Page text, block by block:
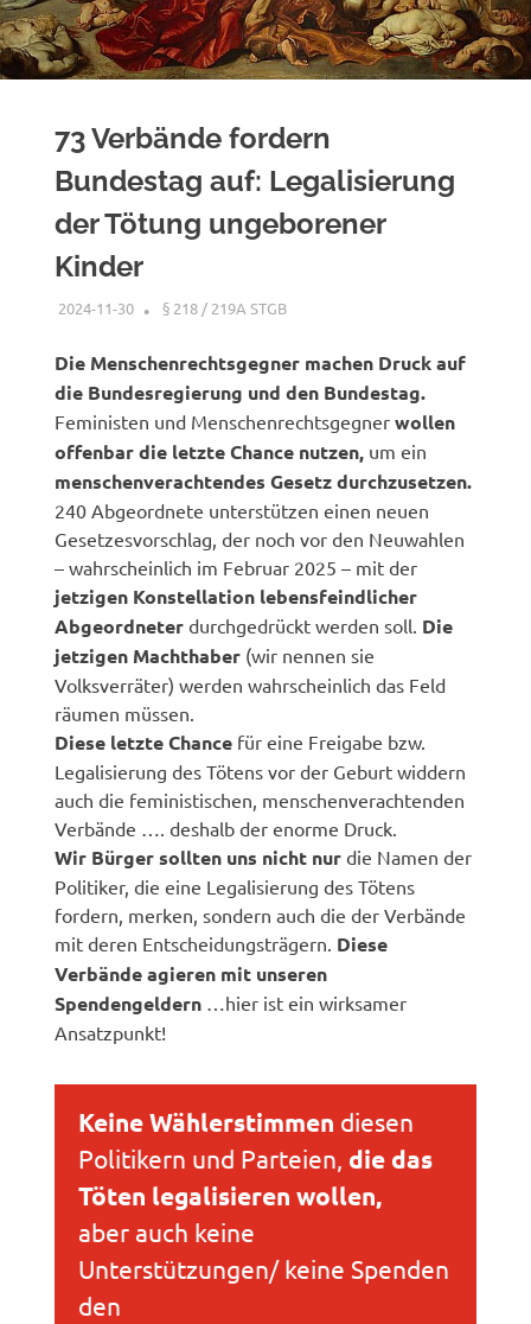
73 Verbände fordern
Bundestag auf: Legalisierung
der Tötung ungeborener
Kinder
2024-11-30 XX
§ 218 / 219A STGB
Die Menschenrechtsgegner machen Druck auf
die Bundesregierung und den Bundestag.
Feministen und Menschenrechtsgegnerwollen
offenbar die letzte Chance nutzen, um ein
menschenverachtendes Gesetz durchzusetzen.
240 Abgeordnete unterstützen einen neuen
Gesetzesvorschlag, der noch vor den Neuwahlen
– wahrscheinlich im Februar 2025 – mit der
jetzigen Konstellation lebensfeindlicher
Abgeordneterdurchgedrückt werden soll. Die
jetzigen Machthaber (wir nennen sie
Volksverräter) werden wahrscheinlich das Feld
räumen müssen.
Diese letzte Chance für eine Freigabe bzw.
Legalisierung des Tötens vor der Geburt widdern
auch die feministischen, menschenverachtenden
Verbände …. deshalb der enorme Druck.
Wir Bürger sollten uns nicht nurdie Namen der
Politiker, die eine Legalisierung des Tötens
fordern, merken, sondern auch die der Verbände
mit deren Entscheidungsträgern. Diese
Verbände agieren mit unseren
Spendengeldern …hier ist ein wirksamer
Ansatzpunkt!
Keine Wählerstimmen diesen
Politikern und Parteien, die das
Töten legalisieren wollen,
aber auch keine
Unterstützungen/ keine Spenden
den